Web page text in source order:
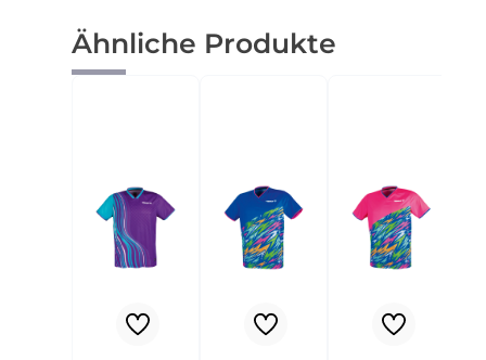
Produktgalerie überspringen
Ähnliche Produkte